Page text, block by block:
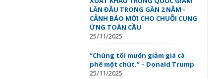
LẦN ĐẦU TRONG GẦN 2 NĂM -
CẢNH BÁO MỚI CHO CHUỖI CUNG
ỨNG TOÀN CẦU
25/11/2025
“Chúng tôi muốn giảm giá cà
phê một chút.” – Donald Trump
25/11/2025